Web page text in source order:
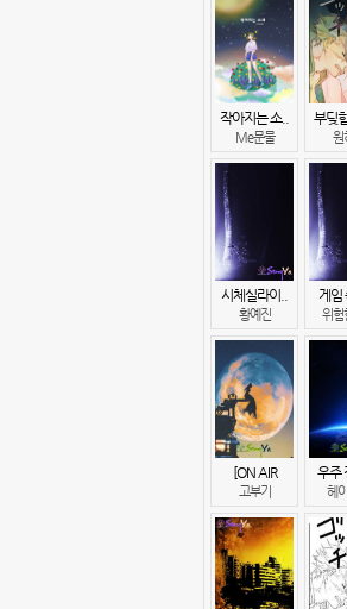
작아지는 소..
Me문물
부딪
원
시체실라이..
황예진
게임
위험
[ON AIR
고부기
우주
헤